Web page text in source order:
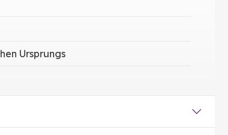
Ursprungs